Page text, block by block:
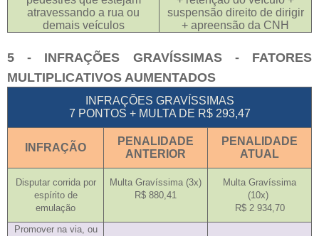
atravessando a rua ou
demais veículos
suspensão direito de dirigir
+ apreensão da CNH
5 - INFRAÇÕES GRAVÍSSIMAS - FATORES
MULTIPLICATIVOS AUMENTADOS
INFRAÇÕES GRAVÍSSIMAS
7 PONTOS + MULTA DE R$ 293,47
INFRAÇÃO
PENALIDADE
ANTERIOR
PENALIDADE
ATUAL
Disputar corrida por
espírito de
emulação
Multa Gravíssima (3x)
R$ 880,41
Multa Gravíssima
(10x)
R$ 2 934,70
Promover na via, ou